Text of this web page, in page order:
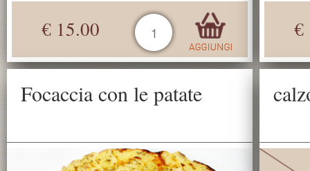
€ 15.00 €
Focaccia con le patate